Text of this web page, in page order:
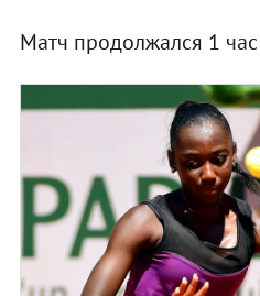
Матч продолжался 1